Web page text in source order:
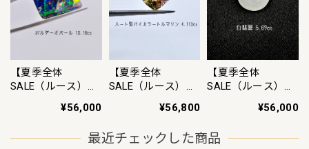
【夏季全体
SALE（ルース）
前の水平線》ボル
13.18ct ルース
¥56,000
【夏季全体
SALE（ルース）
ートルマリン¥56,800
【夏季全体
SALE（ルース）
5.69ct ルース¥56,000
最近チェックした商品